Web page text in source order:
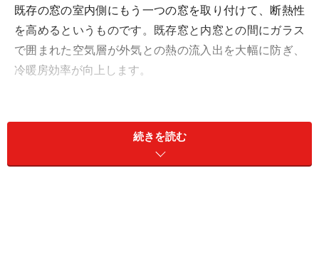
既存の窓の室内側にもう一つの窓を取り付けて、断熱性
を高めるというものです。既存窓と内窓との間にガラス
で囲まれた空気層が外気との熱の流入出を大幅に防ぎ、
冷暖房効率が向上します。
続きを読む